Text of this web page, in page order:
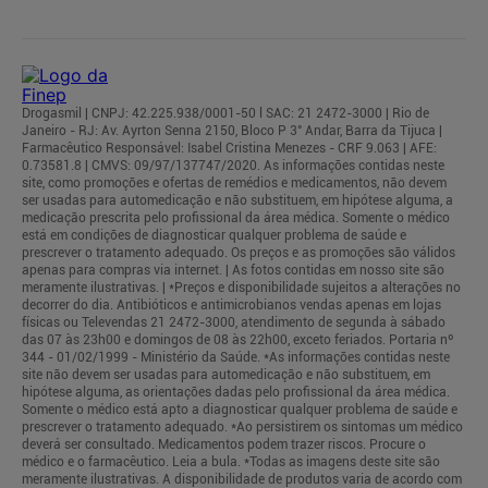
Drogasmil | CNPJ: 42.225.938/0001-50 l SAC: 21 2472-3000 | Rio de
Janeiro - RJ: Av. Ayrton Senna 2150, Bloco P 3° Andar, Barra da Tijuca |
Farmacêutico Responsável: Isabel Cristina Menezes - CRF 9.063 | AFE:
0.73581.8 | CMVS: 09/97/137747/2020. As informações contidas neste
site, como promoções e ofertas de remédios e medicamentos, não devem
ser usadas para automedicação e não substituem, em hipótese alguma, a
medicação prescrita pelo profissional da área médica. Somente o médico
está em condições de diagnosticar qualquer problema de saúde e
prescrever o tratamento adequado. Os preços e as promoções são válidos
apenas para compras via internet. | As fotos contidas em nosso site são
meramente ilustrativas. | *Preços e disponibilidade sujeitos a alterações no
decorrer do dia. Antibióticos e antimicrobianos vendas apenas em lojas
físicas ou Televendas 21 2472-3000, atendimento de segunda à sábado
das 07 às 23h00 e domingos de 08 às 22h00, exceto feriados. Portaria nº
344 - 01/02/1999 - Ministério da Saúde. *As informações contidas neste
site não devem ser usadas para automedicação e não substituem, em
hipótese alguma, as orientações dadas pelo profissional da área médica.
Somente o médico está apto a diagnosticar qualquer problema de saúde e
prescrever o tratamento adequado. *Ao persistirem os sintomas um médico
deverá ser consultado. Medicamentos podem trazer riscos. Procure o
médico e o farmacêutico. Leia a bula. *Todas as imagens deste site são
meramente ilustrativas. A disponibilidade de produtos varia de acordo com